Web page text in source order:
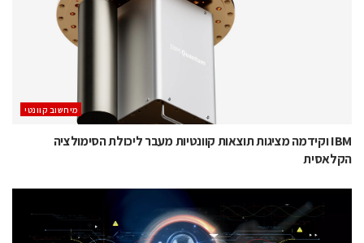
מיחשוב קוונטי
IBM וקידמה מציגות תוצאות קוונטיות מעבר ליכולת הסימולציה
הקלאסית